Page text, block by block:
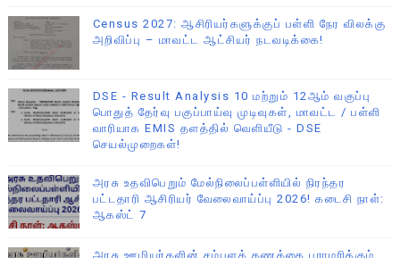
Census 2027: ஆசிரியர்களுக்குப் பள்ளி நேர விலக்கு
அறிவிப்பு – மாவட்ட ஆட்சியர் நடவடிக்கை!
DSE - Result Analysis 10 மற்றும் 12ஆம் வகுப்பு
பொதுத் தேர்வு பகுப்பாய்வு முடிவுகள், மாவட்ட / பள்ளி
வாரியாக EMIS தளத்தில் வெளியீடு - DSE
செயல்முறைகள்!
அரசு உதவிபெறும் மேல்நிலைப்பள்ளியில் நிரந்தர
பட்டதாரி ஆசிரியர் வேலைவாய்ப்பு 2026! கடைசி நாள்:
ஆகஸ்ட் 7
அரசு ஊழியர்களின் சம்பளக் கணக்கை பராமரிக்கும்